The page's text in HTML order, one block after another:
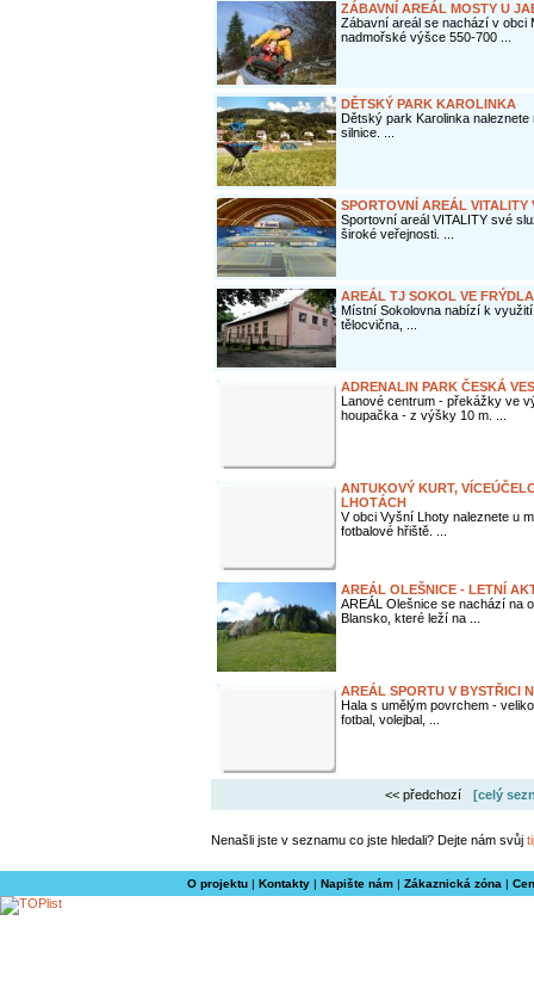
ZÁBAVNÍ AREÁL MOSTY U
Zábavní areál se nachází v obci
nadmořské výšce 550-700 ...
DĚTSKÝ PARK KAROLINKA
Dětský park Karolinka
silnice. ...
SPORTOVNÍ AREÁL VITALITY
Sportovní areál VITALITY své
široké veřejnosti. ...
AREÁL TJ SOKOL VE
Místní Sokolovna nabízí k
tělocvična, ...
ADRENALIN PARK ČESKÁ
Lanové centrum - překážky ve
houpačka - z výšky 10 m. ...
ANTUKOVÝ KURT,
LHOTÁCH
V obci Vyšní Lhoty naleznete u
fotbalové hřiště. ...
AREÁL OLEŠNICE - LETNÍ
AREÁL Olešnice se nachází na
Blansko, které leží na ...
AREÁL SPORTU V BYSTŘICI
Hala s umělým povrchem -
fotbal, volejbal, ...
<< předchozí [celý
Nenašli jste v seznamu co jste hledali? Dejte nám svůj
O projektu| Kontakty| Napište nám| Zákaznická zóna |